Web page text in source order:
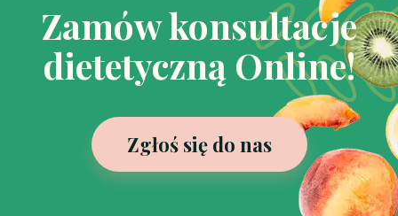
Zamów konsultacje
dietetyczną Online!
Zgłoś się do nas